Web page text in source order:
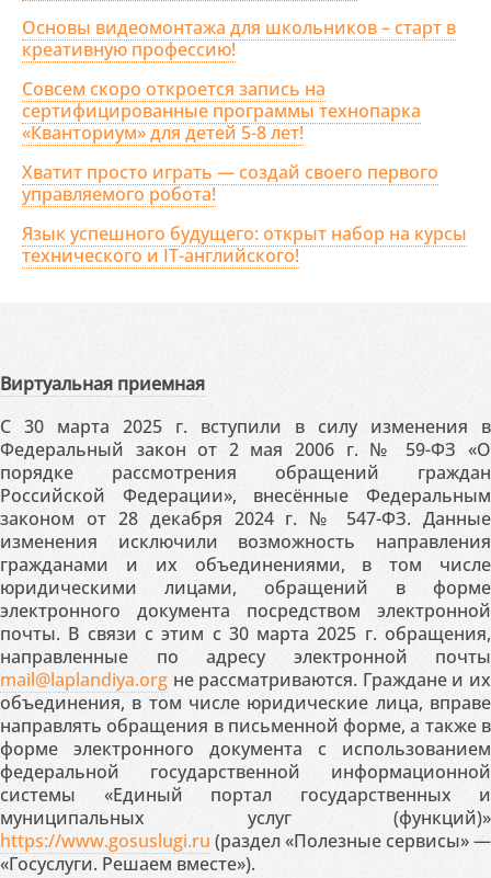
Основы видеомонтажа для школьников – старт в
креативную профессию!
Совсем скоро откроется запись на
сертифицированные программы технопарка
«Кванториум» для детей 5-8 лет!
Хватит просто играть — создай своего первого
управляемого робота!
Язык успешного будущего: открыт набор на курсы
технического и IT-английского!
Виртуальная приемная
С 30 марта 2025 г. вступили в силу изменения в
Федеральный закон от 2 мая 2006 г. № 59-ФЗ «О
порядке рассмотрения обращений граждан
Российской Федерации», внесённые Федеральным
законом от 28 декабря 2024 г. № 547-ФЗ. Данные
изменения исключили возможность направления
гражданами и их объединениями, в том числе
юридическими лицами, обращений в форме
электронного документа посредством электронной
почты. В связи с этим с 30 марта 2025 г. обращения,
направленные по адресу электронной почты
mail@laplandiya.org не рассматриваются. Граждане и их
объединения, в том числе юридические лица, вправе
направлять обращения в письменной форме, а также в
форме электронного документа с использованием
федеральной государственной информационной
системы «Единый портал государственных и
муниципальных услуг (функций)»
https://www.gosuslugi.ru (раздел «Полезные сервисы» —
«Госуслуги. Решаем вместе»).